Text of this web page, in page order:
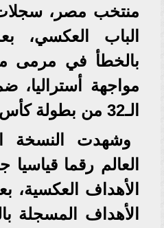
منتخب مصر،
الباب العكسي،
بالخطأ في مرمى
مواجهة أستراليا،
الـ32 من بطولة كأس العالم 2026.
وشهدت النسخة
العالم رقما
الأهداف العكسية،
الأهداف المسجلة